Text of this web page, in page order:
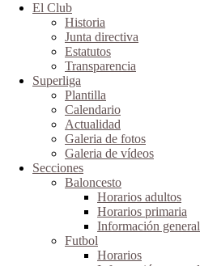
El Club
Historia
Junta directiva
Estatutos
Transparencia
Superliga
Plantilla
Calendario
Actualidad
Galeria de fotos
Galeria de vídeos
Secciones
Baloncesto
Horarios adultos
Horarios primaria
Información general
Futbol
Horarios